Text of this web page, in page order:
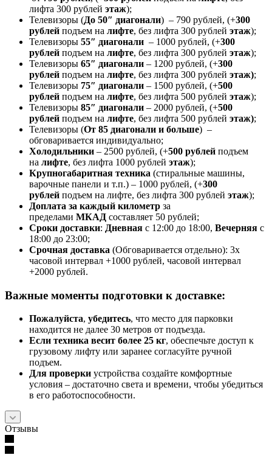
лифта 300 рублей этаж);
Телевизоры (До 50″ диагонали) – 790 рублей, (+300
рублей подъем на лифте, без лифта 300 рублей этаж);
Телевизоры 55″ диагонали – 1000 рублей, (+300
рублей подъем на лифте, без лифта 300 рублей этаж);
Телевизоры 65″ диагонали – 1200 рублей, (+300
рублей подъем на лифте, без лифта 300 рублей этаж);
Телевизоры 75″ диагонали – 1500 рублей, (+500
рублей подъем на лифте, без лифта 500 рублей этаж);
Телевизоры 85″ диагонали – 2000 рублей, (+500
рублей подъем на лифте, без лифта 500 рублей этаж);
Телевизоры (От 85 диагонали и больше) –
обговаривается индивидуально;
Холодильники – 2500 рублей, (+500 рублей подъем
на лифте, без лифта 1000 рублей этаж);
Крупногабаритная техника (стиральные машины,
варочные панели и т.п.) – 1000 рублей, (+300
рублей подъем на лифте, без лифта 300 рублей этаж);
Доплата за каждый километр за
пределами МКАД составляет 50 рублей;
Сроки доставки: Дневная с 12:00 до 18:00, Вечерняя с
18:00 до 23:00;
Срочная доставка (Обговаривается отдельно): 3х
часовой интервал +1000 рублей, часовой интервал
+2000 рублей.
Важные моменты подготовки к доставке:
Пожалуйста, убедитесь, что место для парковки
находится не далее 30 метров от подъезда.
Если техника весит более 25 кг, обеспечьте доступ к
грузовому лифту или заранее согласуйте ручной
подъем.
Для проверки устройства создайте комфортные
условия – достаточно света и времени, чтобы убедиться
в его работоспособности.
Отзывы